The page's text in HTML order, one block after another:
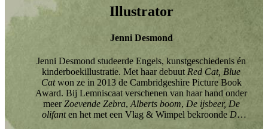
Illustrator
Jenni Desmond
Jenni Desmond studeerde Engels, kunstgeschiedenis én
kinderboekillustratie. Met haar debuut Red Cat, Blue
Catwon ze in 2013 de Cambridgeshire Picture Book
Award. Bij Lemniscaat verschenen van haar hand onder
meerZoevende Zebra, Alberts boom, De ijsbeer, De
olifanten het met een Vlag & Wimpel bekroondeDe